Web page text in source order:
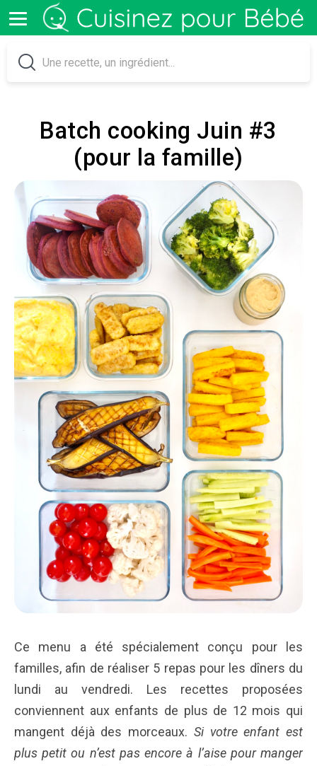
Batch cooking Juin #3
(pour la famille)
Ce menu a été spécialement conçu pour les
familles, afin de réaliser 5 repas pour les dîners du
lundi au vendredi. Les recettes proposées
conviennent aux enfants de plus de 12 mois qui
mangent déjà des morceaux. Si votre enfant est
plus petit ou n’est pas encore à l’aise pour manger